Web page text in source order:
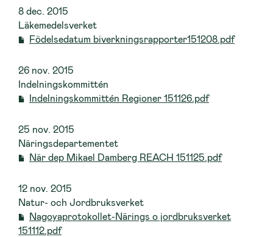
8 dec. 2015
Läkemedelsverket
Födelsedatum biverkningsrapporter151208.pdf
26 nov. 2015
Indelningskommittén
Indelningskommittén Regioner 151126.pdf
25 nov. 2015
Näringsdepartementet
När dep Mikael Damberg REACH 151125.pdf
12 nov. 2015
Natur- och Jordbruksverket
Nagoyaprotokollet-Närings o jordbruksverket
151112.pdf